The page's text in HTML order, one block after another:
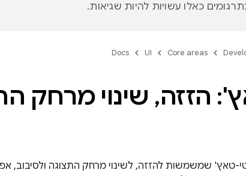
כאלו עשויות להיות שגיאות.
Core areas
UI
Docs
הזזה, שינוי מרחק
טאץ' שמשמשות להזזה, לשינוי מרחק התצוגה ולסיבוב,